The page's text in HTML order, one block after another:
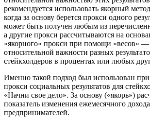
рекомендуется использовать якорный
когда за основу берется прокси одного
может быть получен любым из
а другие прокси рассчитываются на
«якорного» прокси при помощи «весов» —
относительной важности разных
стейкхолдеров в процентах или любых
Именно такой подход был использован
прокси социальных результатов для
«Начни свое дело». За основу («якорь»)
показатель изменения ежемесячного
предпринимателей.